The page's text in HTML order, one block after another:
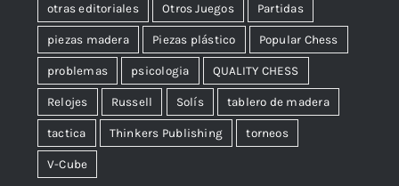
otras editoriales Otros Juegos Partidas
piezas madera Piezas plástico Popular Chess
problemas psicologia QUALITY CHESS
Relojes Russell Solís tablero de madera
tactica Thinkers Publishing torneos
V-Cube